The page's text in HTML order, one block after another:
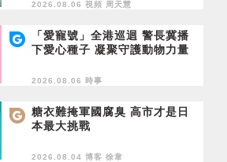
2026.08.06 視頻 周天慧
「愛寵號」全港巡迴 警長冀播
下愛心種子 凝聚守護動物力量
2026.08.06 時事
糖衣難掩軍國腐臭 高市才是日
本最大挑戰
2026.08.04 博客 徐韋